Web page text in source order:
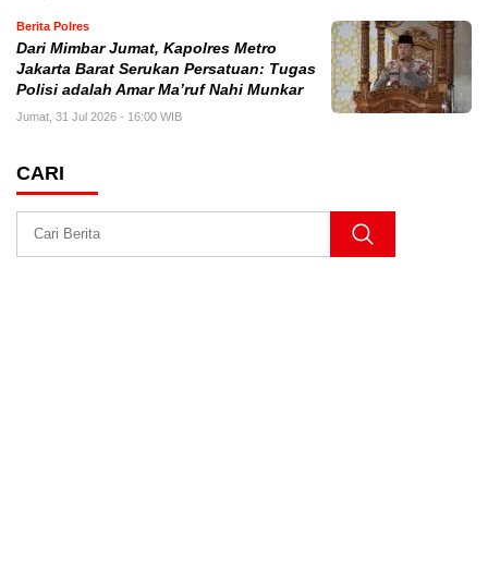
Berita Polres
Dari Mimbar Jumat, Kapolres Metro
Jakarta Barat Serukan Persatuan: Tugas
Polisi adalah Amar Ma’ruf Nahi Munkar
Jumat, 31 Jul 2026 - 16:00 WIB
CARI